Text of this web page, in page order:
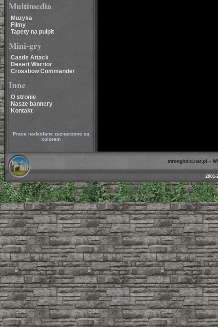
Multimedia
Muzyka
Filmy
Tapety na pulpit
Mini-gry
Castle Attack
Desert Warrior
Crossbow Commander
Inne
O stronie
Nasze bannery
Kontakt
Prace nadesłane zaznaczone są
kolorem
stronghold.net.pl »